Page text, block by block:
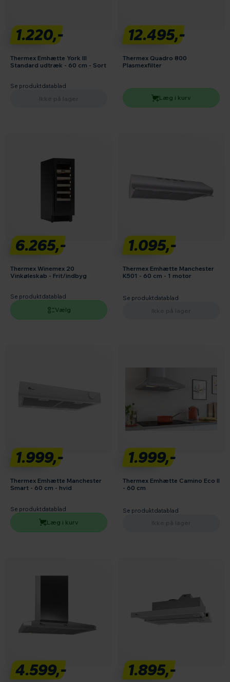
1.220,-
Thermex Emhætte York III
Standard udtræk - 60 cm - Sort
Se produktdatablad
12.495,-
Thermex Quadro 800
Plasmexfilter
Læg i kurv
6.265,-
Thermex Winemex 20
Vinkøleskab - Frit/indbyg
Se produktdatablad
Vælg
1.095,-
Thermex Emhætte Manchester
K501 - 60 cm - 1 motor
Se produktdatablad
1.999,-
Thermex Emhætte Manchester
Smart - 60 cm - hvid
Se produktdatablad
Læg i kurv
1.999,-
Thermex Emhætte Camino Eco II
- 60 cm
Se produktdatablad
4.599,- 1.895,-